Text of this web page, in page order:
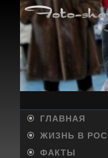
ГЛАВНАЯ
ЖИЗНЬ В
ФАКТЫ